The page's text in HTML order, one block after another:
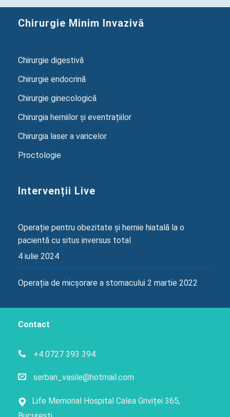
Chirurgie Minim Invazivă
Chirurgie digestivă
Chirurgie endocrină
Chirurgie ginecologică
Chirurgia herniilor și eventrațiilor
Chirurgia laser a varicelor
Proctologie
Intervenții Live
Operație pentru obezitate și hernie hiatală la o
pacientă cu situs inversus total
4 iulie 2024
Operația de micșorare a stomacului 2 martie 2022
Contact
+4 0727 393 394
serban_vasile@hotmail.com
Life Memorial Hospital Calea Griviței 365,